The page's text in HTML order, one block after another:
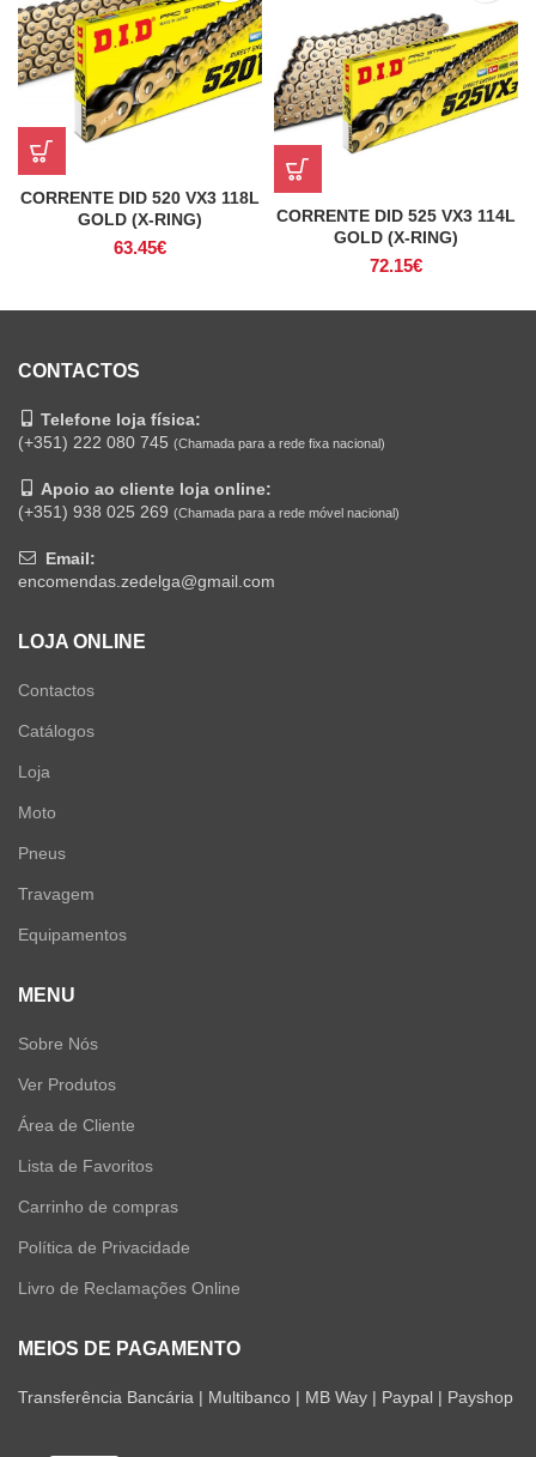
CORRENTE DID 520 VX3 118L
GOLD (X-RING)
63.45€
CORRENTE DID 525 VX3 114L
GOLD (X-RING)
72.15€
CONTACTOS
Telefone loja física:
(+351) 222 080 745 (Chamada para a rede fixa nacional)
Apoio ao cliente loja online:
(+351) 938 025 269 (Chamada para a rede móvel nacional)
Email:
encomendas.zedelga@gmail.com
LOJA ONLINE
Contactos
Catálogos
Loja
Moto
Pneus
Travagem
Equipamentos
MENU
Sobre Nós
Ver Produtos
Área de Cliente
Lista de Favoritos
Carrinho de compras
Política de Privacidade
Livro de Reclamações Online
MEIOS DE PAGAMENTO
Transferência Bancária | Multibanco | MB Way | Paypal | Payshop